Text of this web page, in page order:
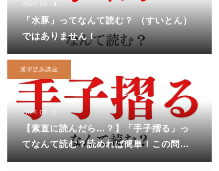
2022.08.14
「水豚」ってなんて読む？ （すいとん）
ではありません！
漢字読み講座
2024.02.13
【素直に読んだら…？】「手子摺る」っ
てなんて読む？読めれば簡単！この問題
に手子摺る人もいるかも？